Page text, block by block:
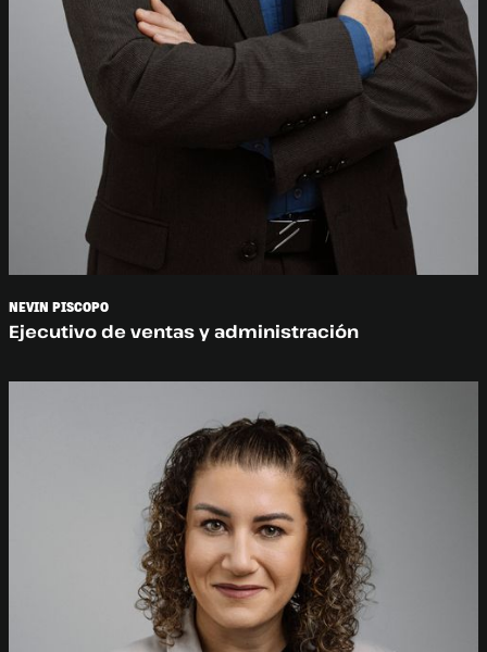
NEVIN PISCOPO
Ejecutivo de ventas y administración